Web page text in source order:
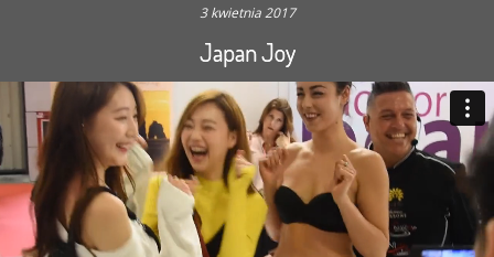
3 kwietnia 2017
Japan Joy